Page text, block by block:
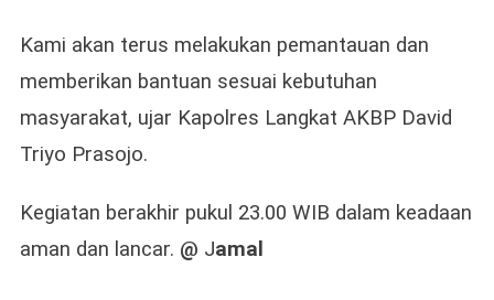
Kami akan terus melakukan pemantauan dan
memberikan bantuan sesuai kebutuhan
masyarakat, ujar Kapolres Langkat AKBP David
Triyo Prasojo.
Kegiatan berakhir pukul 23.00 WIB dalam keadaan
aman dan lancar. @ Jamal